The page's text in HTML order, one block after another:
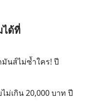
ได้ที่
มันส์ไม่ซ้ำใคร! ปี
ม่เกิน 20,000 บาท ปี